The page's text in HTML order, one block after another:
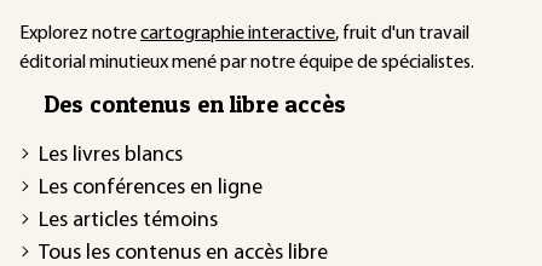
Explorez notrecartographie interactive, fruit d'un travail
éditorial minutieux mené par notre équipe de spécialistes.
Des contenus en libre accès
Les livres blancs
Les conférences en ligne
Les articles témoins
Tous les contenus en accès libre